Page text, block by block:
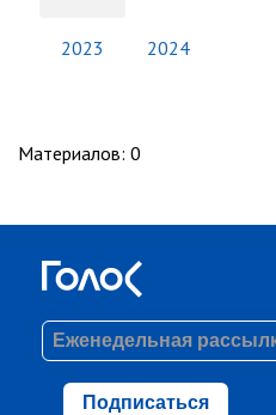
2023 2024
Материалов: 0
Подписаться